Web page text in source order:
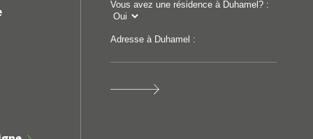
Vous avez une résidence à Duhamel? :
Adresse à Duhamel :